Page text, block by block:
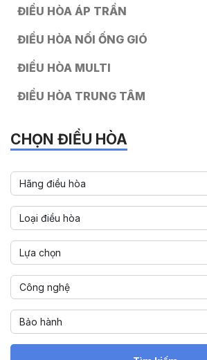
ĐIỀU HÒA ÁP TRẦN
ĐIỀU HÒA NỐI ỐNG GIÓ
ĐIỀU HÒA MULTI
ĐIỀU HÒA TRUNG TÂM
CHỌN ĐIỀU HÒA